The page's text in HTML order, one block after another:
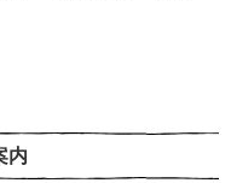
内